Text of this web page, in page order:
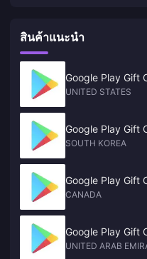
สินค้าแนะนำ
Google Play Gift
UNITED STATES
Google Play Gift
SOUTH KOREA
Google Play Gift
CANADA
Google Play Gift
UNITED ARAB